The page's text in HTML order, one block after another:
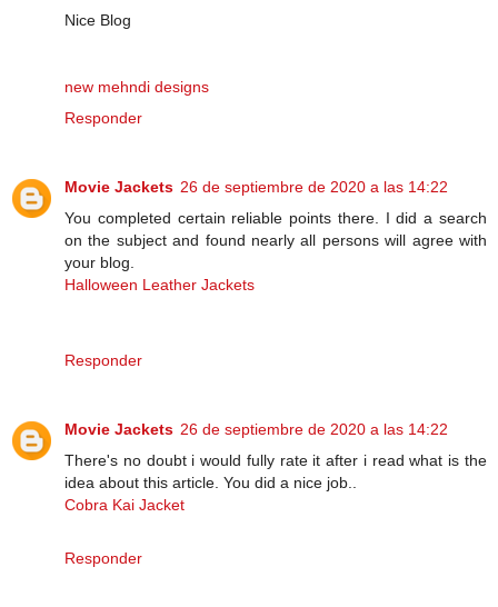
Nice Blog
new mehndi designs
Responder
Movie Jackets 26 de septiembre de 2020 a las 14:22
You completed certain reliable points there. I did a search
on the subject and found nearly all persons will agree with
your blog.
Halloween Leather Jackets
Responder
Movie Jackets 26 de septiembre de 2020 a las 14:22
There's no doubt i would fully rate it after i read what is the
idea about this article. You did a nice job..
Cobra Kai Jacket
Responder